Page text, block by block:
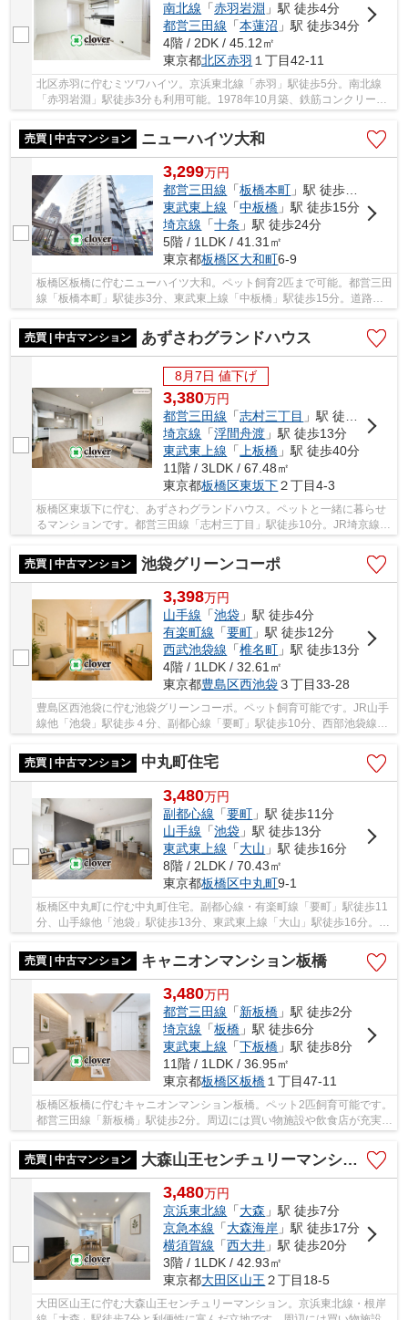
南北線 「赤羽岩淵 」駅 徒歩4分
都営三田線 「本蓮沼 」駅 徒歩34分
4階 / 2DK / 45.12㎡
東京都北区赤羽 １丁目42-11
北区赤羽に佇むミツワハイツ。京浜東北線「赤羽」駅徒歩5分。南北線
「赤羽岩淵」駅徒歩3分も利用可能。1978年10月築、鉄筋コンクリート
売買 | 中古マンション
ニューハイツ大和
3,299万円
都営三田線 「板橋本町 」駅 徒歩3分
東武東上線 「中板橋 」駅 徒歩15分
埼京線 「十条 」駅 徒歩24分
5階 / 1LDK / 41.31㎡
東京都板橋区大和町6-9
板橋区板橋に佇むニューハイツ大和。ペット飼育2匹まで可能。都営三田
線「板橋本町」駅徒歩3分、東武東上線「中板橋」駅徒歩15分。道路の
売買 | 中古マンション
あずさわグランドハウス
8月7日 値下げ
3,380万円
都営三田線 「志村三丁目 」駅 徒歩10分
埼京線 「浮間舟渡 」駅 徒歩13分
東武東上線 「 上板橋 」駅 徒歩40分
11階 / 3LDK / 67.48㎡
東京都板橋区東坂下２丁目4-3
板橋区東坂下に佇む、あずさわグランドハウス。ペットと一緒に暮らせ
るマンションです。都営三田線「志村三丁目」駅徒歩10分。JR埼京線
「浮間舟渡」駅にも徒歩13分です。駅前に深夜ま...
売買 | 中古マンション
池袋グリーンコーポ
3,398万円
山手線 「池袋 」駅 徒歩4分
有楽町線 「要町 」駅 徒歩12分
西武池袋線 「椎名町 」駅 徒歩13分
4階 / 1LDK / 32.61㎡
東京都豊島区西池袋３丁目33-28
豊島区西池袋に佇む池袋グリーンコーポ。ペット飼育可能です。JR山手
線他「池袋」駅徒歩４分、副都心線「要町」駅徒歩10分、西部池袋線
「椎名町」駅徒歩13分の立地。西池袋公園まで徒...
売買 | 中古マンション
中丸町住宅
3,480万円
副都心線 「要町 」駅 徒歩11分
山手線 「池袋 」駅 徒歩13分
東武東上線 「大山 」駅 徒歩16分
8階 / 2LDK / 70.43㎡
東京都板橋区中丸町9-1
板橋区中丸町に佇む中丸町住宅。副都心線・有楽町線「要町」駅徒歩11
分、山手線他「池袋」駅徒歩13分、東武東上線「大山」駅徒歩16分。池
袋駅が生活圏内の為、お買い物施設や飲食店が...
売買 | 中古マンション
キャニオンマンション板橋
3,480万円
都営三田線 「新板橋 」駅 徒歩2分
埼京線 「板橋 」駅 徒歩6分
東武東上線 「下板橋 」駅 徒歩8分
11階 / 1LDK / 36.95㎡
東京都板橋区板橋１丁目47-11
板橋区板橋に佇むキャニオンマンション板橋。ペット2匹飼育可能です。
都営三田線「新板橋」駅徒歩2分。周辺には買い物施設や飲食店が充実し
売買 | 中古マンション
大森山王センチュリーマンション
3,480万円
京浜東北線 「大森 」駅 徒歩7分
京急本線 「大森海岸 」駅 徒歩17分
横須賀線 「西大井 」駅 徒歩20分
3階 / 1LDK / 42.93㎡
東京都大田区山王 ２丁目18-5
大田区山王に佇む大森山王センチュリーマンション。京浜東北線・根岸